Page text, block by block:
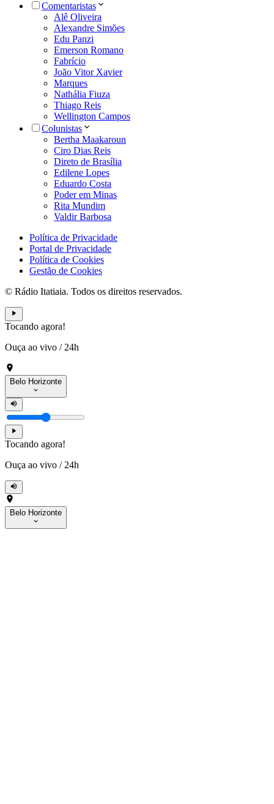
Comentaristas
Alê Oliveira
Alexandre Simões
Edu Panzi
Emerson Romano
Fabrício
João Vitor Xavier
Marques
Nathália Fiuza
Thiago Reis
Wellington Campos
Colunistas
Bertha Maakaroun
Ciro Dias Reis
Direto de Brasília
Edilene Lopes
Eduardo Costa
Poder em Minas
Rita Mundim
Valdir Barbosa
Política de Privacidade
Portal de Privacidade
Política de Cookies
Gestão de Cookies
© Rádio Itatiaia. Todos os direitos reservados.
Tocando agora!
Ouça ao vivo / 24h
Belo Horizonte
Tocando agora!
Ouça ao vivo / 24h
Belo Horizonte